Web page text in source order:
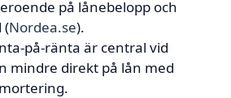
på lånebelopp och
(Nordea.se).
på-ränta är central vid
mindre direkt på lån med